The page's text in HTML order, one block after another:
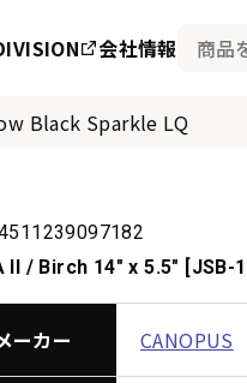
会社情報
Black Sparkle LQ
II / Birch 14″ x 5.5″
ーカー CANOPUS